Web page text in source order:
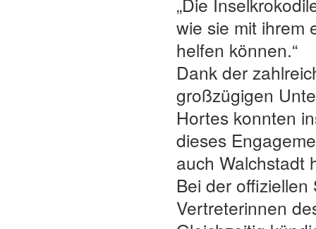
wie sie mit ihrem
helfen können.“
Dank der
großzügigen
Hortes konnten
dieses
auch Walchstadt
Bei der
Vertreterinnen